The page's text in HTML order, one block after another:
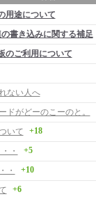
用途について
書き込みに関する補足
のご利用について
ない人へ
ドがどーのこーのと。
いて +18
・ +5
・ +10
+6